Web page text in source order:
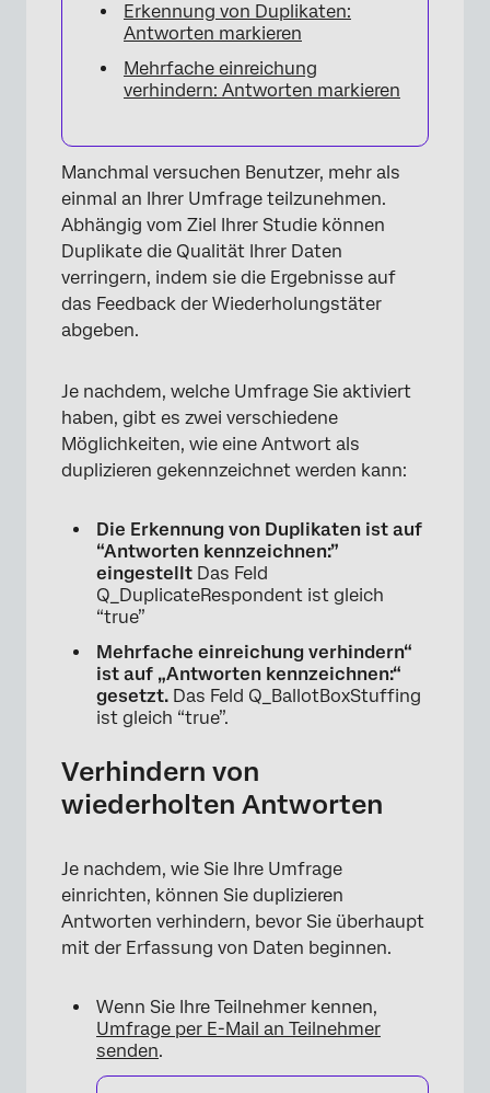
Erkennung von Duplikaten:
Antworten markieren
Mehrfache einreichung
verhindern: Antworten markieren
Manchmal versuchen Benutzer, mehr als
einmal an Ihrer Umfrage teilzunehmen.
Abhängig vom Ziel Ihrer Studie können
Duplikate die Qualität Ihrer Daten
verringern, indem sie die Ergebnisse auf
das Feedback der Wiederholungstäter
abgeben.
Je nachdem, welche Umfrage Sie aktiviert
haben, gibt es zwei verschiedene
Möglichkeiten, wie eine Antwort als
duplizieren gekennzeichnet werden kann:
Die Erkennung von Duplikaten ist auf
“Antworten kennzeichnen:”
eingestellt Das Feld
Q_DuplicateRespondent ist gleich
“true”
Mehrfache einreichung verhindern“
ist auf „Antworten kennzeichnen:“
gesetzt. Das Feld Q_BallotBoxStuffing
ist gleich “true”.
Verhindern von
wiederholten Antworten
Je nachdem, wie Sie Ihre Umfrage
einrichten, können Sie duplizieren
Antworten verhindern, bevor Sie überhaupt
mit der Erfassung von Daten beginnen.
Wenn Sie Ihre Teilnehmer kennen,
Umfrage per E-Mail an Teilnehmer
senden.